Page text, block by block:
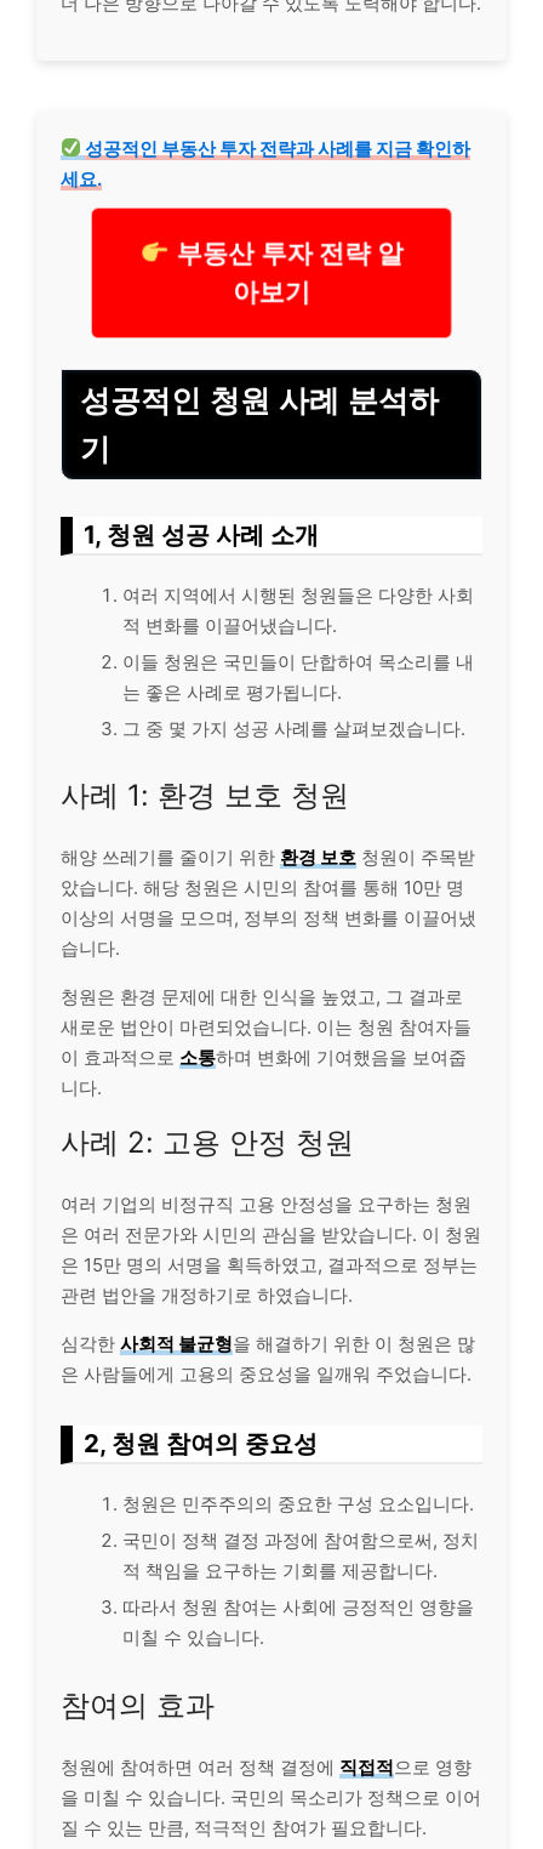
성공적인 부동산투자 전략과 사례를 지금 확인하
세요.
부동산 투자 전략 알
아보기
성공적인 청원 사례 분석하
기
1, 청원 성공 사례 소개
여러 지역에서 시행된 청원들은 다양한 사회
적 변화를 이끌어냈습니다.
이들 청원은 국민들이 단합하여 목소리를 내
는 좋은 사례로 평가됩니다.
그 중 몇 가지 성공 사례를 살펴보겠습니다.
사례 1: 환경 보호 청원
해양 쓰레기를 줄이기 위한 환경 보호 청원이 주목받
았습니다. 해당 청원은 시민의 참여를 통해 10만 명
이상의 서명을 모으며, 정부의 정책 변화를 이끌어냈
습니다.
청원은 환경 문제에 대한 인식을 높였고, 그 결과로
새로운 법안이 마련되었습니다. 이는 청원 참여자들
이 효과적으로 소통하며 변화에 기여했음을 보여줍
니다.
사례 2: 고용 안정 청원
여러 기업의 비정규직 고용 안정성을 요구하는 청원
은 여러 전문가와 시민의 관심을 받았습니다. 이 청원
은 15만 명의 서명을 획득하였고, 결과적으로 정부는
관련 법안을 개정하기로 하였습니다.
심각한 사회적 불균형을 해결하기 위한 이 청원은 많
은 사람들에게 고용의 중요성을 일깨워 주었습니다.
2, 청원 참여의 중요성
청원은 민주주의의 중요한 구성 요소입니다.
국민이 정책 결정 과정에 참여함으로써, 정치
적 책임을 요구하는 기회를 제공합니다.
따라서 청원 참여는 사회에 긍정적인 영향을
미칠 수 있습니다.
참여의 효과
청원에 참여하면 여러 정책 결정에 직접적으로 영향
을 미칠 수 있습니다. 국민의 목소리가 정책으로 이어
질 수 있는 만큼, 적극적인 참여가 필요합니다.